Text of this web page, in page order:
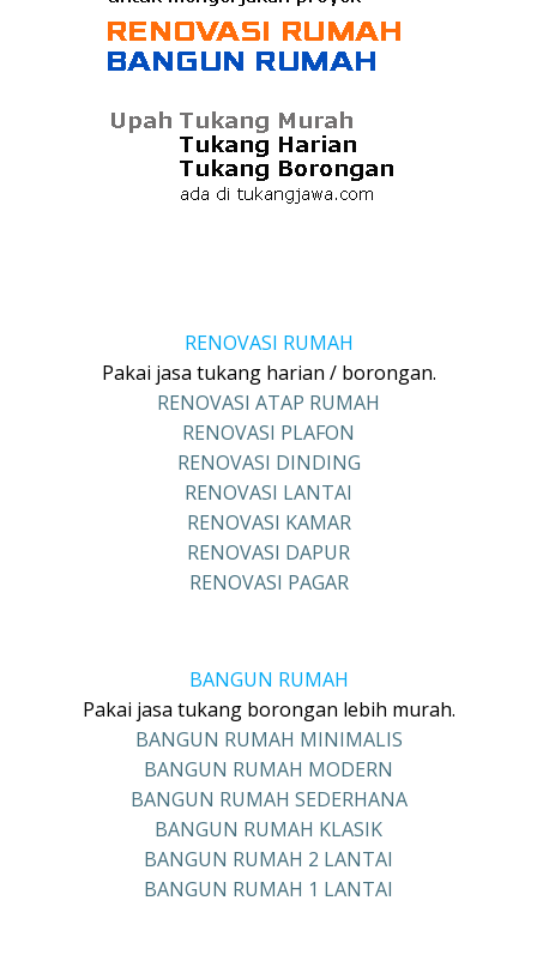
RENOVASI RUMAH
Pakai jasa tukang harian / borongan.
RENOVASI ATAP RUMAH
RENOVASI PLAFON
RENOVASI DINDING
RENOVASI LANTAI
RENOVASI KAMAR
RENOVASI DAPUR
RENOVASI PAGAR
BANGUN RUMAH
Pakai jasa tukang borongan lebih murah.
BANGUN RUMAH MINIMALIS
BANGUN RUMAH MODERN
BANGUN RUMAH SEDERHANA
BANGUN RUMAH KLASIK
BANGUN RUMAH 2 LANTAI
BANGUN RUMAH 1 LANTAI